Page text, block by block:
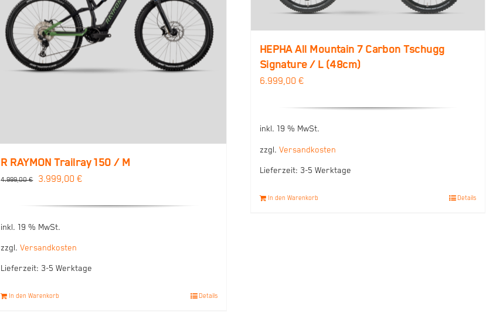
R RAYMON Trailray 150 / M
4.999,00€
Ursprünglicher
4.999,00 €
3.999,00€
inkl. 19 % MwSt.
zzgl.Versandkosten
Lieferzeit: 3-5 Werktage
In den Warenkorb Details
HEPHA All Mountain 7 Carbon Tschugg
Signature / L (48cm)
6.999,00 €
inkl. 19 % MwSt.
zzgl. Versandkosten
Lieferzeit: 3-5 Werktage
In den Warenkorb Details